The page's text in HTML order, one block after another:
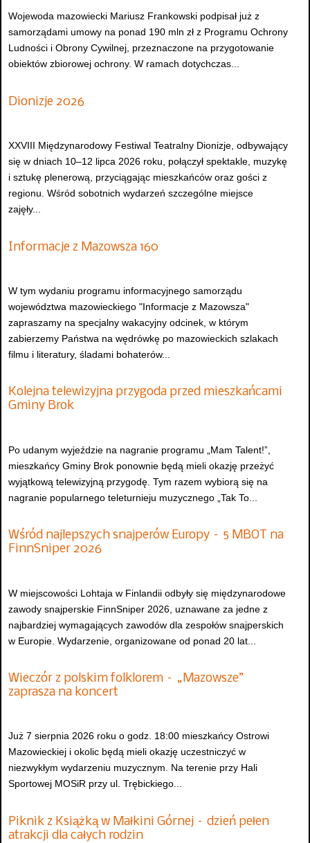
Wojewoda mazowiecki Mariusz Frankowski podpisał już z
samorządami umowy na ponad 190 mln zł z Programu Ochrony
Ludności i Obrony Cywilnej, przeznaczone na przygotowanie
obiektów zbiorowej ochrony. W ramach dotychczas...
Dionizje 2026
XXVIII Międzynarodowy Festiwal Teatralny Dionizje, odbywający
się w dniach 10–12 lipca 2026 roku, połączył spektakle, muzykę
i sztukę plenerową, przyciągając mieszkańców oraz gości z
regionu. Wśród sobotnich wydarzeń szczególne miejsce
zajęły...
Informacje z Mazowsza 160
W tym wydaniu programu informacyjnego samorządu
województwa mazowieckiego "Informacje z Mazowsza"
zapraszamy na specjalny wakacyjny odcinek, w którym
zabierzemy Państwa na wędrówkę po mazowieckich szlakach
filmu i literatury, śladami bohaterów...
Kolejna telewizyjna przygoda przed mieszkańcami
Gminy Brok
Po udanym wyjeździe na nagranie programu „Mam Talent!”,
mieszkańcy Gminy Brok ponownie będą mieli okazję przeżyć
wyjątkową telewizyjną przygodę. Tym razem wybiorą się na
nagranie popularnego teleturnieju muzycznego „Tak To...
Wśród najlepszych snajperów Europy – 5 MBOT na
FinnSniper 2026
W miejscowości Lohtaja w Finlandii odbyły się międzynarodowe
zawody snajperskie FinnSniper 2026, uznawane za jedne z
najbardziej wymagających zawodów dla zespołów snajperskich
w Europie. Wydarzenie, organizowane od ponad 20 lat...
Wieczór z polskim folklorem – „Mazowsze”
zaprasza na koncert
Już 7 sierpnia 2026 roku o godz. 18:00 mieszkańcy Ostrowi
Mazowieckiej i okolic będą mieli okazję uczestniczyć w
niezwykłym wydarzeniu muzycznym. Na terenie przy Hali
Sportowej MOSiR przy ul. Trębickiego...
Piknik z Książką w Małkini Górnej – dzień pełen
atrakcji dla całych rodzin